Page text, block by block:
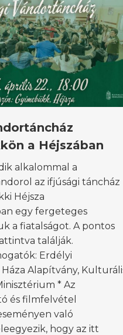
a Héjszában
alkalommal a
az ifjúsági táncház
Héjsza
egy fergeteges
a fiatalságot. A pontos
találják.
Erdélyi
Alapítvány,
* Az
és filmfelvétel
való
hogy az itt